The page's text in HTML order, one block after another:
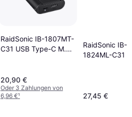
RaidSonic IB-1807MT-
C31 USB Type-C M.2
20,90 €
Oder 3 Zahlungen von
6,96 €¹
RaidSonic IB-
1824ML-C31
27,45 €